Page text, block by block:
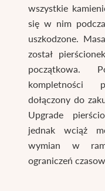
wszystkie
się w nim
uszkodzone.
został
początkowa.
kompletności
dołączony do
Upgrade
jednak wciąż
wymian w
ograniczeń